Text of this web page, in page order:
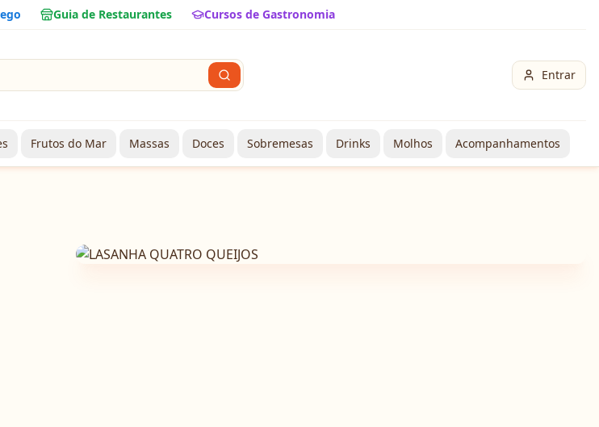
Guia de Restaurantes Cursos de Gastronomia
Entrar
Frutos do Mar Massas Doces Sobremesas Drinks Molhos Acompanhamentos